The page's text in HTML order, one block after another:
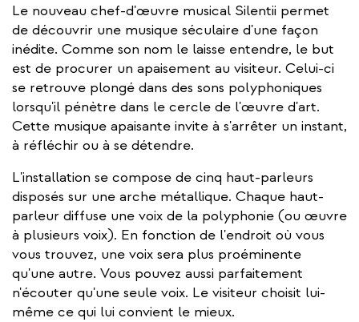
Le nouveau chef-d'œuvre musical Silentii permet
de découvrir une musique séculaire d'une façon
inédite. Comme son nom le laisse entendre, le but
est de procurer un apaisement au visiteur. Celui-ci
se retrouve plongé dans des sons polyphoniques
lorsqu'il pénètre dans le cercle de l'œuvre d'art.
Cette musique apaisante invite à s'arrêter un instant,
à réfléchir ou à se détendre.
L'installation se compose de cinq haut-parleurs
disposés sur une arche métallique. Chaque haut-
parleur diffuse une voix de la polyphonie (ou œuvre
à plusieurs voix). En fonction de l'endroit où vous
vous trouvez, une voix sera plus proéminente
qu'une autre. Vous pouvez aussi parfaitement
n'écouter qu'une seule voix. Le visiteur choisit lui-
même ce qui lui convient le mieux.